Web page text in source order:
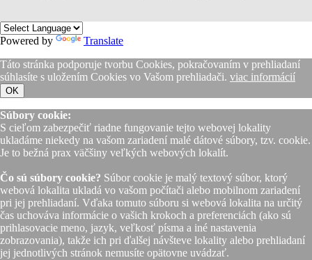
Powered by
Translate
Táto stránka podporuje tvorbu Cookies, pokračovaním v prehliadaní
súhlasíte s uložením Cookies vo Vašom prehliadači. viac informácií
OK
Súbory cookie:
S cieľom zabezpečiť riadne fungovanie tejto webovej lokality
ukladáme niekedy na vašom zariadení malé dátové súbory, tzv. cookie.
Je to bežná prax väčšiny veľkých webových lokalít.
Čo sú súbory cookie? Súbor cookie je malý textový súbor, ktorý
webová lokalita ukladá vo vašom počítači alebo mobilnom zariadení
pri jej prehliadaní. Vďaka tomuto súboru si webová lokalita na určitý
čas uchováva informácie o vašich krokoch a preferenciách (ako sú
prihlasovacie meno, jazyk, veľkosť písma a iné nastavenia
zobrazovania), takže ich pri ďalšej návšteve lokality alebo prehliadaní
jej jednotlivých stránok nemusíte opätovne uvádzať.